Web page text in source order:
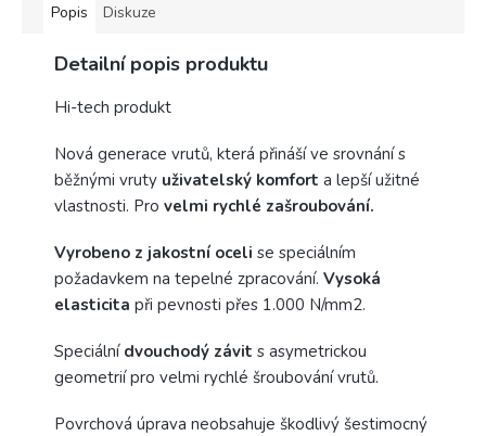
Popis Diskuze
Detailní popis produktu
Hi-tech produkt
Nová generace vrutů, která přináší ve srovnání s
běžnými vruty uživatelský komfort a lepší užitné
vlastnosti. Pro velmi rychlé zašroubování.
Vyrobeno z jakostní oceli se speciálním
požadavkem na tepelné zpracování. Vysoká
elasticita při pevnosti přes 1.000 N/mm2.
Speciální dvouchodý závit s asymetrickou
geometrií pro velmi rychlé šroubování vrutů.
Povrchová úprava neobsahuje škodlivý šestimocný